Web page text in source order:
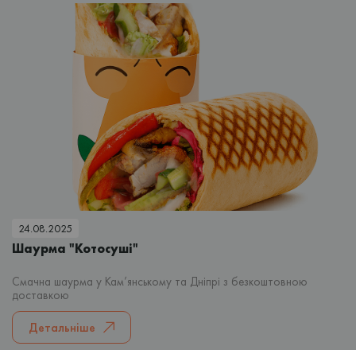
24.08.2025
Шаурма "Котосуші"
Смачна шаурма у Кам’янському та Дніпрі з безкоштовною
доставкою
Детальніше